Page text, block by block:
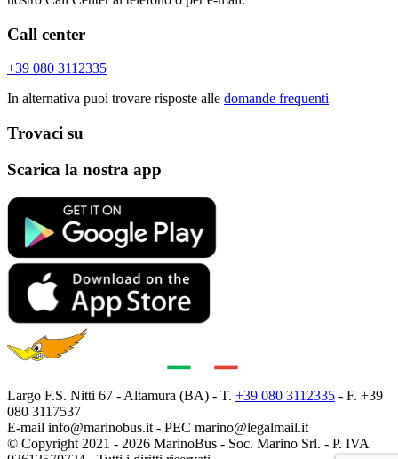
Call center
+39 080 3112335
In alternativa puoi trovare risposte alle domande frequenti
Trovaci su
Scarica la nostra app
Largo F.S. Nitti 67 - Altamura (BA) - T. +39 080 3112335 - F. +39
080 3117537
E-mail info@marinobus.it - PEC marino@legalmail.it
© Copyright 2021 - 2026 MarinoBus - Soc. Marino Srl. - P. IVA